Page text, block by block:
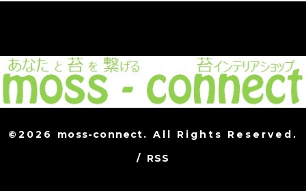
©2026 moss-connect. All Rights Reserved.
/ RSS